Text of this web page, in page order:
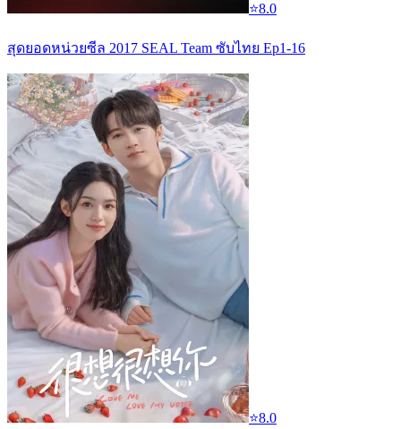
⭐8.0
สุดยอดหน่วยซีล 2017 SEAL Team ซับไทย Ep1-16
⭐8.0